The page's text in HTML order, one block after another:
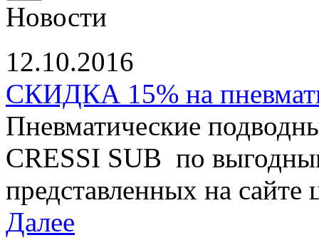
Новости
12.10.2016
СКИДКА 15% на
Пневматические
CRESSI SUB по
представленных на
Далее